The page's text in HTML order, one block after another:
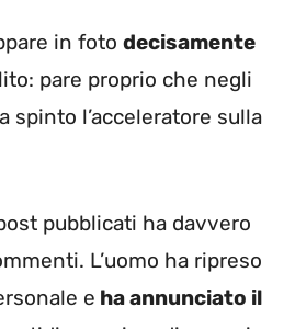
in foto decisamente
pare proprio che negli
spinto l’acceleratore sulla
pubblicati ha davvero
L’uomo ha ripreso
e ha annunciato il